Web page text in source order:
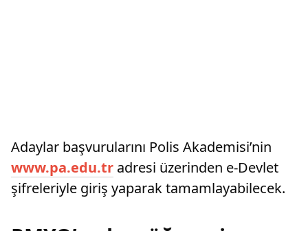
Adaylar başvurularını Polis Akademisi’nin
www.pa.edu.tr adresi üzerinden e-Devlet
şifreleriyle giriş yaparak tamamlayabilecek.